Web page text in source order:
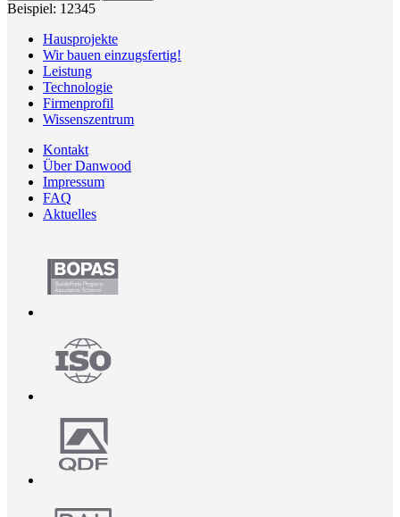
Beispiel: 12345
Hausprojekte
Wir bauen einzugsfertig!
Leistung
Technologie
Firmenprofil
Wissenszentrum
Kontakt
Über Danwood
Impressum
FAQ
Aktuelles